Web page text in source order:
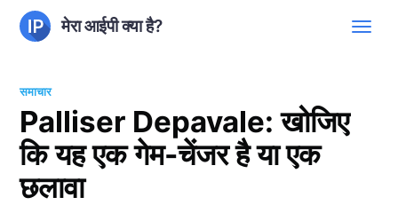
मेरा आईपी क्या है?
समाचार
Palliser Depavale: खोजिए
कि यह एक गेम-चेंजर है या एक
छलावा